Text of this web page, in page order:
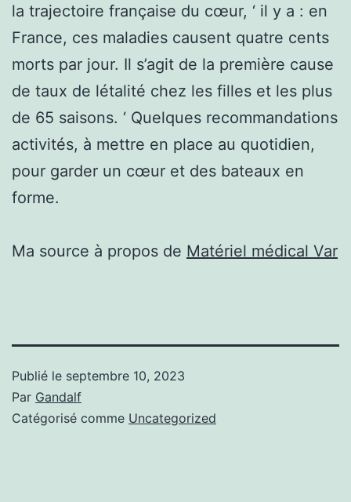
la trajectoire française du cœur, ‘ il y a : en
France, ces maladies causent quatre cents
morts par jour. Il s’agit de la première cause
de taux de létalité chez les filles et les plus
de 65 saisons. ‘ Quelques recommandations
activités, à mettre en place au quotidien,
pour garder un cœur et des bateaux en
forme.
Ma source à propos de Matériel médical Var
Publié le septembre 10, 2023
Par Gandalf
Catégorisé comme Uncategorized